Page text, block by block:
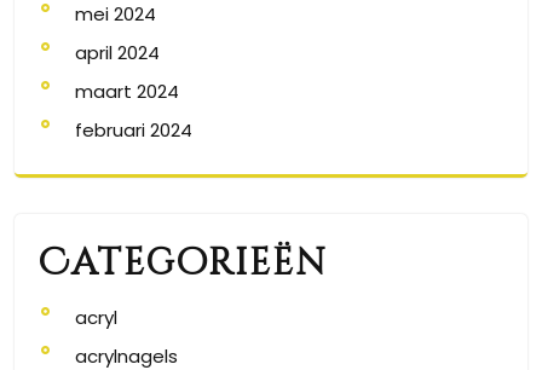
mei 2024
april 2024
maart 2024
februari 2024
Categorieën
acryl
acrylnagels